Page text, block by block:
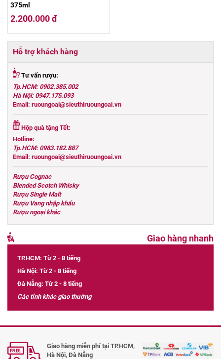
375ml
2.200.000 đ
Hỗ trợ khách hàng
Tư vấn rượu:
Tp.HCM: 0902.385.002
Hà Nội: 0947.175.093
Email: ruoungoai@sieuthiruoungoai.vn
Hộp quà tặng Tết:
Hotline:
Tp.HCM: 0983.182.887
Email: ruoungoai@sieuthiruoungoai.vn
Rượu Cognac
Blended Scotch Whisky
Rượu Single Malt
Rượu Vang nhập khẩu
Rượu ngoại khác
Giao hàng nhanh
TP.HCM: Từ 2 - 8 tiếng
Hà Nội: Từ 2 - 8 tiếng
Đà Nẵng: Từ 2 - 8 tiếng
Các tỉnh khác giao thường
Giao hàng miễn phí tại TP.HCM,
Hà Nội, Đà Nẵng